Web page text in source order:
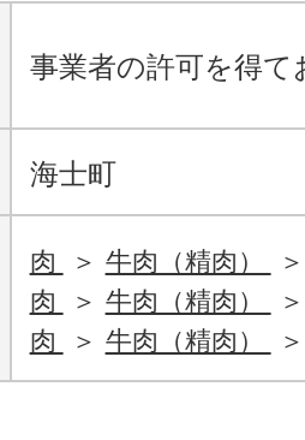
事業者の許可を得て
海士町
肉
牛肉（精肉）
肉
牛肉（精肉）
肉
牛肉（精肉）